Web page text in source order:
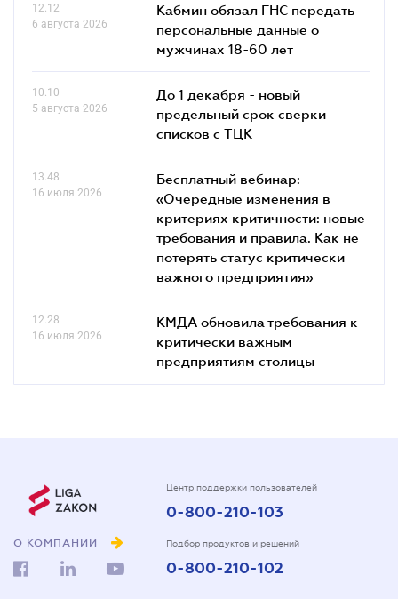
12.12
6 августа 2026
Кабмин обязал ГНС передать
персональные данные о
мужчинах 18-60 лет
10.10
5 августа 2026
До 1 декабря - новый
предельный срок сверки
списков c ТЦК
13.48
16 июля 2026
Бесплатный вебинар:
«Очередные изменения в
критериях критичности: новые
требования и правила. Как не
потерять статус критически
важного предприятия»
12.28
16 июля 2026
КМДА обновила требования к
критически важным
предприятиям столицы
О КОМПАНИИ
Центр поддержки пользователей
0-800-210-103
Подбор продуктов и решений
0-800-210-102